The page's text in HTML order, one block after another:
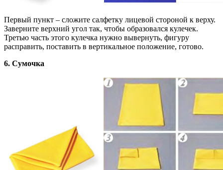
Первый пункт – сложите салфетку лицевой стороной к верху.
Заверните верхний угол так, чтобы образовался кулечек.
Третью часть этого кулечка нужно вывернуть, фигуру
расправить, поставить в вертикальное положение, готово.
6. Сумочка